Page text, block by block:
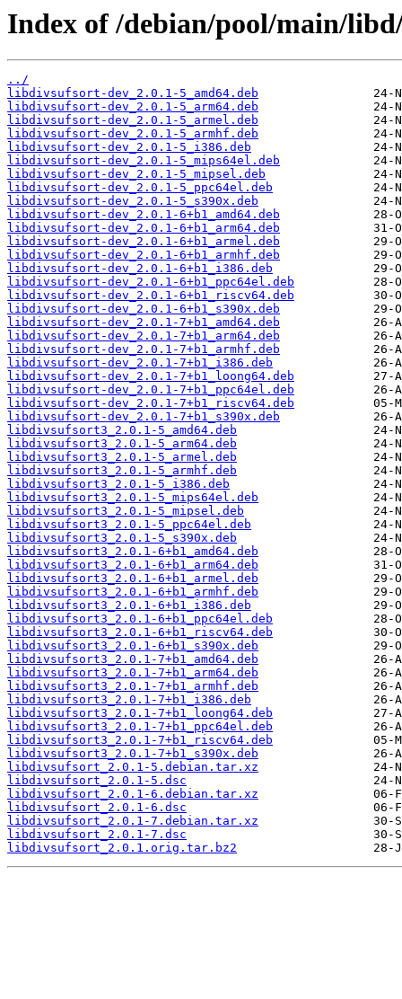
Index of /debian/pool/main/
../
libdivsufsort-dev_2.0.1-5_amd64.deb
libdivsufsort-dev_2.0.1-5_arm64.deb
libdivsufsort-dev_2.0.1-5_armel.deb
libdivsufsort-dev_2.0.1-5_armhf.deb
libdivsufsort-dev_2.0.1-5_i386.deb
libdivsufsort-dev_2.0.1-5_mips64el.deb
libdivsufsort-dev_2.0.1-5_mipsel.deb
libdivsufsort-dev_2.0.1-5_ppc64el.deb
libdivsufsort-dev_2.0.1-5_s390x.deb
libdivsufsort-dev_2.0.1-6+b1_amd64.deb
libdivsufsort-dev_2.0.1-6+b1_arm64.deb
libdivsufsort-dev_2.0.1-6+b1_armel.deb
libdivsufsort-dev_2.0.1-6+b1_armhf.deb
libdivsufsort-dev_2.0.1-6+b1_i386.deb
libdivsufsort-dev_2.0.1-6+b1_ppc64el.deb
libdivsufsort-dev_2.0.1-6+b1_riscv64.deb
libdivsufsort-dev_2.0.1-6+b1_s390x.deb
libdivsufsort-dev_2.0.1-7+b1_amd64.deb
libdivsufsort-dev_2.0.1-7+b1_arm64.deb
libdivsufsort-dev_2.0.1-7+b1_armhf.deb
libdivsufsort-dev_2.0.1-7+b1_i386.deb
libdivsufsort-dev_2.0.1-7+b1_loong64.deb
libdivsufsort-dev_2.0.1-7+b1_ppc64el.deb
libdivsufsort-dev_2.0.1-7+b1_riscv64.deb
libdivsufsort-dev_2.0.1-7+b1_s390x.deb
libdivsufsort3_2.0.1-5_amd64.deb
libdivsufsort3_2.0.1-5_arm64.deb
libdivsufsort3_2.0.1-5_armel.deb
libdivsufsort3_2.0.1-5_armhf.deb
libdivsufsort3_2.0.1-5_i386.deb
libdivsufsort3_2.0.1-5_mips64el.deb
libdivsufsort3_2.0.1-5_mipsel.deb
libdivsufsort3_2.0.1-5_ppc64el.deb
libdivsufsort3_2.0.1-5_s390x.deb
libdivsufsort3_2.0.1-6+b1_amd64.deb
libdivsufsort3_2.0.1-6+b1_arm64.deb
libdivsufsort3_2.0.1-6+b1_armel.deb
libdivsufsort3_2.0.1-6+b1_armhf.deb
libdivsufsort3_2.0.1-6+b1_i386.deb
libdivsufsort3_2.0.1-6+b1_ppc64el.deb
libdivsufsort3_2.0.1-6+b1_riscv64.deb
libdivsufsort3_2.0.1-6+b1_s390x.deb
libdivsufsort3_2.0.1-7+b1_amd64.deb
libdivsufsort3_2.0.1-7+b1_arm64.deb
libdivsufsort3_2.0.1-7+b1_armhf.deb
libdivsufsort3_2.0.1-7+b1_i386.deb
libdivsufsort3_2.0.1-7+b1_loong64.deb
libdivsufsort3_2.0.1-7+b1_ppc64el.deb
libdivsufsort3_2.0.1-7+b1_riscv64.deb
libdivsufsort3_2.0.1-7+b1_s390x.deb
libdivsufsort_2.0.1-5.debian.tar.xz
libdivsufsort_2.0.1-5.dsc
libdivsufsort_2.0.1-6.debian.tar.xz
libdivsufsort_2.0.1-6.dsc
libdivsufsort_2.0.1-7.debian.tar.xz
libdivsufsort_2.0.1-7.dsc
libdivsufsort_2.0.1.orig.tar.bz2